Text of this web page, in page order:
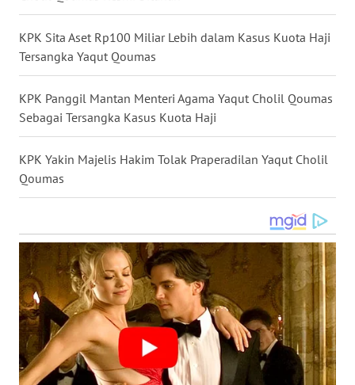
KPK Sita Aset Rp100 Miliar Lebih dalam Kasus Kuota Haji
Tersangka Yaqut Qoumas
KPK Panggil Mantan Menteri Agama Yaqut Cholil Qoumas
Sebagai Tersangka Kasus Kuota Haji
KPK Yakin Majelis Hakim Tolak Praperadilan Yaqut Cholil
Qoumas
SERAMBI
JAMBI
WN
SULTRA
WN
NTB
SULTENG
WN
SULBAR
WN
BABEL